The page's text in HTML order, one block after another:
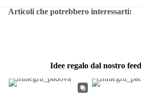
Articoli che potrebbero interessarti:
Idee regalo dal nostro